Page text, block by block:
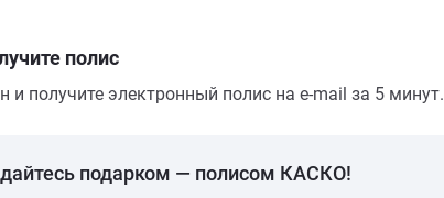
полис
и получите электронный полис на e-mail за 5 минут.
подарком — полисом КАСКО!